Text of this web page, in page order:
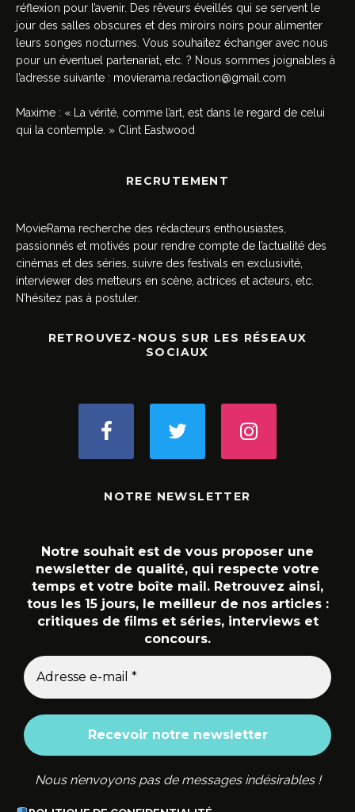
réflexion pour l’avenir. Des rêveurs éveillés qui se servent le
jour des salles obscures et des miroirs noirs pour alimenter
leurs songes nocturnes. Vous souhaitez échanger avec nous
pour un éventuel partenariat, etc. ? Nous sommes joignables à
l’adresse suivante : movierama.redaction@gmail.com
Maxime : « La vérité, comme l’art, est dans le regard de celui
qui la contemple. » Clint Eastwood
RECRUTEMENT
MovieRama recherche des rédacteurs enthousiastes,
passionnés et motivés pour rendre compte de l’actualité des
cinémas et des séries, suivre des festivals en exclusivité,
interviewer des metteurs en scène, actrices et acteurs, etc.
N’hésitez pas à postuler.
RETROUVEZ-NOUS SUR LES RÉSEAUX
SOCIAUX
NOTRE NEWSLETTER
Notre souhait est de vous proposer une
newsletter de qualité, qui respecte votre
temps et votre boîte mail. Retrouvez ainsi,
tous les 15 jours, le meilleur de nos articles :
critiques de films et séries, interviews et
concours.
Nous n’envoyons pas de messages indésirables !